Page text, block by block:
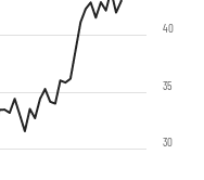
30
35
40